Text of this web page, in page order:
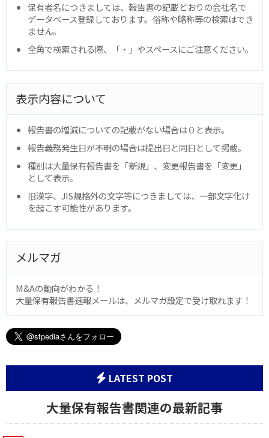
保有者名につきましては、報告書の記載どおりの会社名で
データベース登録しております。俗称や略称等の検索はでき
ません。
全角で検索される際、「・」やスペースにご注意ください。
表示内容について
報告書の増減についての記載がない場合は０と表示。
報告義務発生日が不明の場合は提出日と同日として掲載。
種別は大量保有報告書を「新規」、変更報告書を「変更」
として表示。
旧漢字、JIS規格外の文字等につきましては、一部文字化け
を起こす可能性があります。
メルマガ
M&Aの動向がわかる！
大量保有報告書速報メールは、メルマガ設定で受け取れます！
LATEST POST
大量保有報告書関連の最新記事